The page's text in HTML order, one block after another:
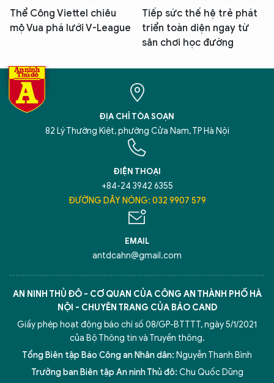
Thể Công Viettel chiêu
mộ Vua phá lưới V-League
Tiếp sức thế hệ trẻ phát
triển toàn diện ngay từ
sân chơi học đường
ĐỊA CHỈ TÒA SOẠN
82 Lý Thường Kiệt, phường Cửa Nam, TP Hà Nội
ĐIỆN THOẠI
+84-24 3942 6355
ĐƯỜNG DÂY NÓNG: 032 9907 579
EMAIL
antdcahn@gmail.com
AN NINH THỦ ĐÔ - CƠ QUAN CỦA CÔNG AN THÀNH PHỐ HÀ
NỘI - CHUYÊN TRANG CỦA BÁO CAND
Giấy phép hoạt động báo chí số 08/GP-BTTTT, ngày 5/1/2021
của Bộ Thông tin và Truyền thông.
Tổng Biên tập Báo Công an Nhân dân: Nguyễn Thanh Bình
Trưởng ban Biên tập An ninh Thủ đô: Chu Quốc Dũng